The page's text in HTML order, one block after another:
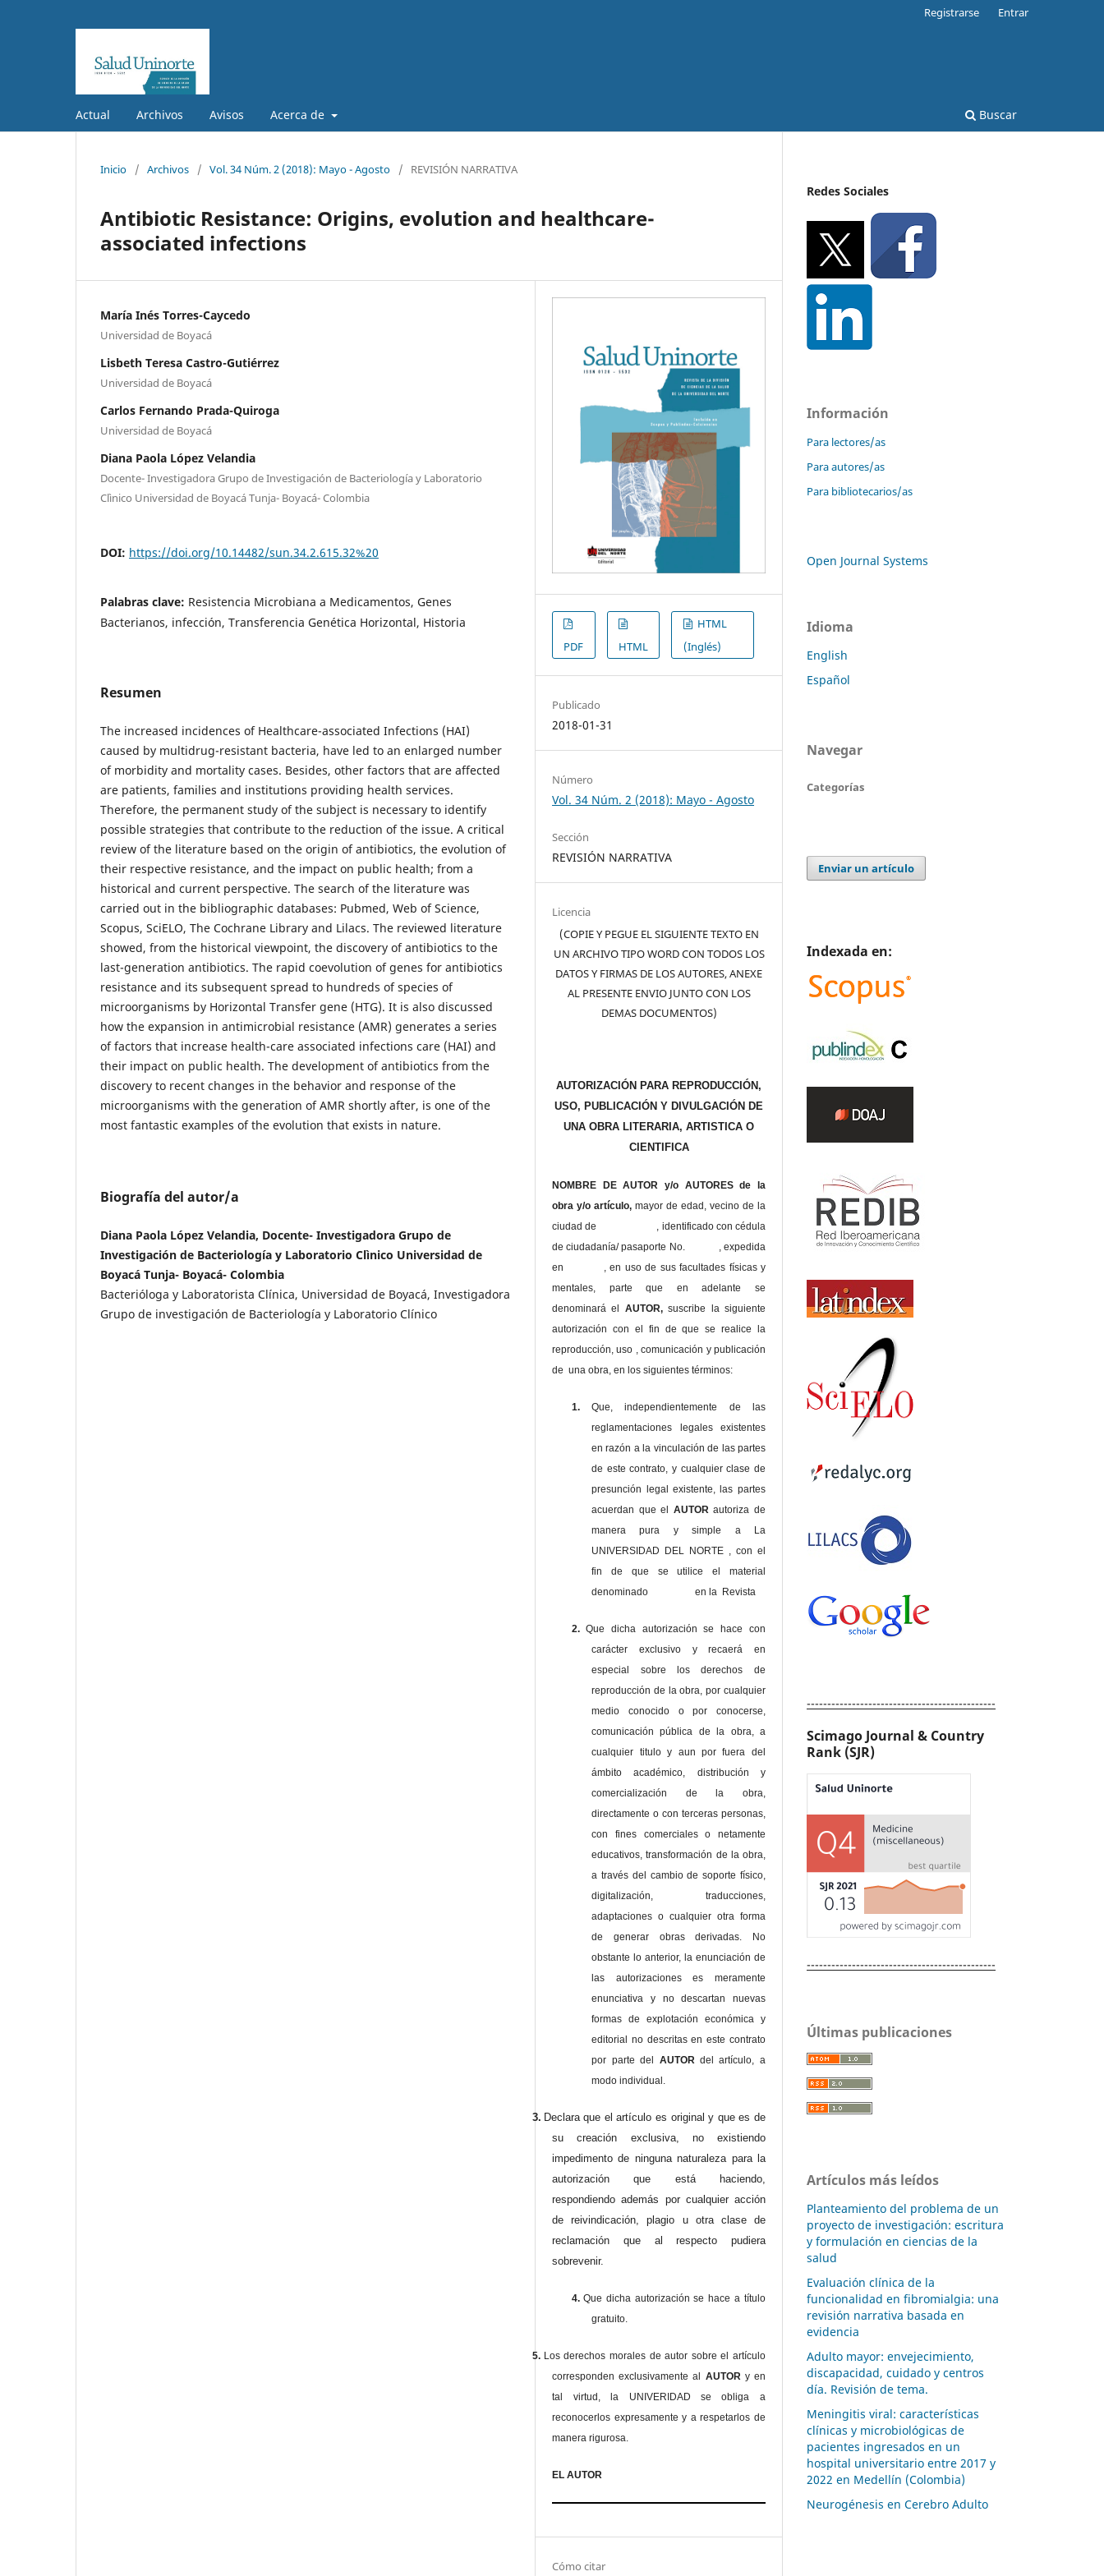
Actual Archivos Avisos Acerca de Buscar
Registrarse Entrar
Inicio / Archivos / Vol. 34 Núm. 2 (2018): Mayo - Agosto / REVISIÓN NARRATIVA
Antibiotic Resistance: Origins, evolution and healthcare-
associated infections
María Inés Torres-Caycedo
Universidad de Boyacá
Lisbeth Teresa Castro-Gutiérrez
Universidad de Boyacá
Carlos Fernando Prada-Quiroga
Universidad de Boyacá
Diana Paola López Velandia
Docente- Investigadora Grupo de Investigación de Bacteriología y Laboratorio
Clìnico Universidad de Boyacá Tunja- Boyacá- Colombia
DOI: https://doi.org/10.14482/sun.34.2.615.32%20
Palabras clave: Resistencia Microbiana a Medicamentos, Genes
Bacterianos, infección, Transferencia Genética Horizontal, Historia
Resumen
The increased incidences of Healthcare-associated Infections (HAI)
caused by multidrug-resistant bacteria, have led to an enlarged number
of morbidity and mortality cases. Besides, other factors that are affected
are patients, families and institutions providing health services.
Therefore, the permanent study of the subject is necessary to identify
possible strategies that contribute to the reduction of the issue. A critical
review of the literature based on the origin of antibiotics, the evolution of
their respective resistance, and the impact on public health; from a
historical and current perspective. The search of the literature was
carried out in the bibliographic databases: Pubmed, Web of Science,
Scopus, SciELO, The Cochrane Library and Lilacs. The reviewed literature
showed, from the historical viewpoint, the discovery of antibiotics to the
last-generation antibiotics. The rapid coevolution of genes for antibiotics
resistance and its subsequent spread to hundreds of species of
microorganisms by Horizontal Transfer gene (HTG). It is also discussed
how the expansion in antimicrobial resistance (AMR) generates a series
of factors that increase health-care associated infections care (HAI) and
their impact on public health. The development of antibiotics from the
discovery to recent changes in the behavior and response of the
microorganisms with the generation of AMR shortly after, is one of the
most fantastic examples of the evolution that exists in nature.
Biografía del autor/a
Diana Paola López Velandia, Docente- Investigadora Grupo de
Investigación de Bacteriología y Laboratorio Clìnico Universidad de
Boyacá Tunja- Boyacá- Colombia
Bacterióloga y Laboratorista Clínica, Universidad de Boyacá, Investigadora
Grupo de investigación de Bacteriología y Laboratorio Clínico
PDF HTML
HTML
(Inglés)
Publicado
2018-01-31
Número
Vol. 34 Núm. 2 (2018): Mayo - Agosto
Sección
REVISIÓN NARRATIVA
Licencia
(COPIE Y PEGUE EL SIGUIENTE TEXTO EN
UN ARCHIVO TIPO WORD CON TODOS LOS
DATOS Y FIRMAS DE LOS AUTORES, ANEXE
AL PRESENTE ENVIO JUNTO CON LOS
DEMAS DOCUMENTOS)
AUTORIZACIÓN PARA REPRODUCCIÓN,
USO, PUBLICACIÓN Y DIVULGACIÓN DE
UNA OBRA LITERARIA, ARTISTICA O
CIENTIFICA
NOMBRE DE AUTOR y/o AUTORES de la
obra y/o artículo,mayor de edad, vecino de la
ciudad de , identificado con cédula
de ciudadanía/ pasaporte No. , expedida
en , en uso de sus facultades físicas y
mentales, parte que en adelante se
denominará el AUTOR,suscribe la siguiente
autorización con el fin de que se realice la
reproducción, uso , comunicación y publicación
de una obra, en los siguientes términos:
1.
Que, independientemente de las
reglamentaciones legales existentes
en razón a la vinculación de las partes
de este contrato, y cualquier clase de
presunción legal existente, las partes
acuerdan que el AUTORautoriza de
manera pura y simple a La
UNIVERSIDAD DEL NORTE , con el
fin de que se utilice el material
denominado en la Revista
2. Que dicha autorización se hace con
carácter exclusivo y recaerá en
especial sobre los derechos de
reproducción de la obra, por cualquier
medio conocido o por conocerse,
comunicación pública de la obra, a
cualquier titulo y aun por fuera del
ámbito académico, distribución y
comercialización de la obra,
directamente o con terceras personas,
con fines comerciales o netamente
educativos, transformación de la obra,
a través del cambio de soporte físico,
digitalización, traducciones,
adaptaciones o cualquier otra forma
de generar obras derivadas. No
obstante lo anterior, la enunciación de
las autorizaciones es meramente
enunciativa y no descartan nuevas
formas de explotación económica y
editorial no descritas en este contrato
por parte del AUTOR del artículo, a
modo individual.
3. Declara que el artículo es original y que es de
su creación exclusiva, no existiendo
impedimento de ninguna naturaleza para la
autorización que está haciendo,
respondiendo además por cualquier acción
de reivindicación, plagio u otra clase de
reclamación que al respecto pudiera
sobrevenir.
4. Que dicha autorización se hace a título
gratuito.
5. Los derechos morales de autor sobre el artículo
corresponden exclusivamente al AUTOR y en
tal virtud, la UNIVERIDAD se obliga a
reconocerlos expresamente y a respetarlos de
manera rigurosa.
EL AUTOR
Cómo citar
Redes Sociales
Información
Para lectores/as
Para autores/as
Para bibliotecarios/as
Open Journal Systems
Idioma
English
Español
Navegar
Categorías
Enviar un artículo
Indexada en:
----------------------------------------------
Scimago Journal & Country
Rank (SJR)
----------------------------------------------
Últimas publicaciones
Artículos más leídos
Planteamiento del problema de un
proyecto de investigación: escritura
y formulación en ciencias de la
salud
Evaluación clínica de la
funcionalidad en fibromialgia: una
revisión narrativa basada en
evidencia
Adulto mayor: envejecimiento,
discapacidad, cuidado y centros
día. Revisión de tema.
Meningitis viral: características
clínicas y microbiológicas de
pacientes ingresados en un
hospital universitario entre 2017 y
2022 en Medellín (Colombia)
Neurogénesis en Cerebro Adulto